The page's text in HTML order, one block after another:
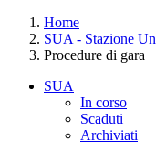
Home
SUA - Stazione
Procedure di gara
SUA
In corso
Scaduti
Archiviati